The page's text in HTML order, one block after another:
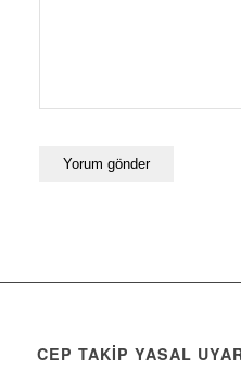
CEP TAKİP YASAL